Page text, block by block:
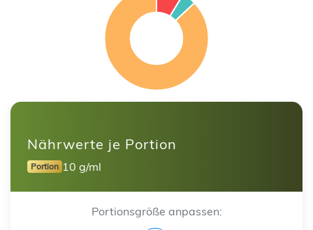
Nährwerte je Portion
Portion 10 g/ml
Portionsgröße anpassen: